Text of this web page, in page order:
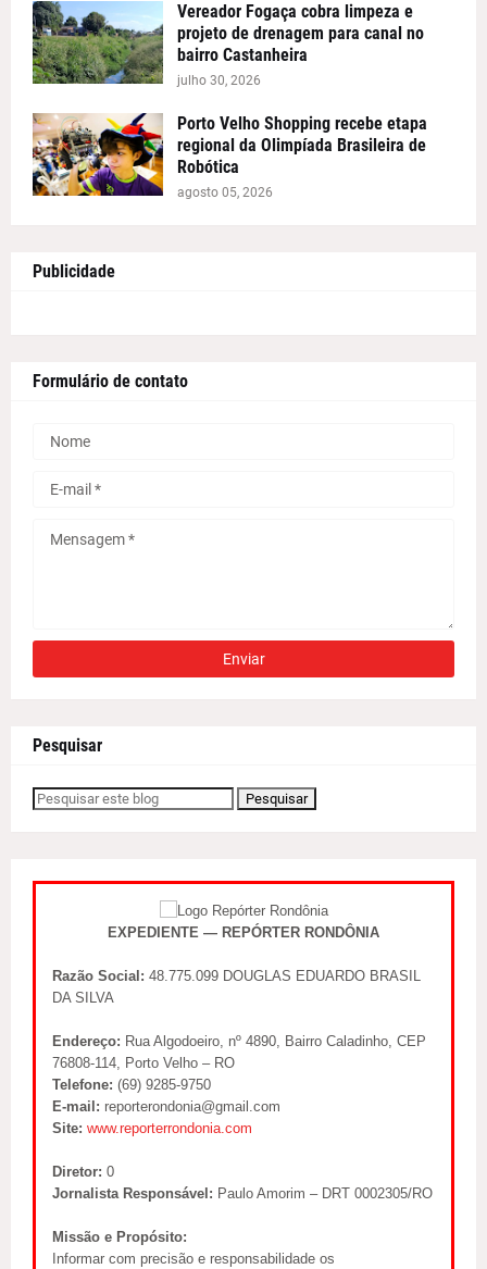
Vereador Fogaça cobra limpeza e
projeto de drenagem para canal no
bairro Castanheira
julho 30, 2026
Porto Velho Shopping recebe etapa
regional da Olimpíada Brasileira de
Robótica
agosto 05, 2026
Publicidade
Formulário de contato
Pesquisar
EXPEDIENTE — REPÓRTER RONDÔNIA
Razão Social: 48.775.099 DOUGLAS EDUARDO BRASIL
DA SILVA
Endereço: Rua Algodoeiro, nº 4890, Bairro Caladinho, CEP
76808-114, Porto Velho – RO
Telefone: (69) 9285-9750
E-mail: reporterondonia@gmail.com
Site: www.reporterrondonia.com
Diretor: 0
Jornalista Responsável: Paulo Amorim – DRT 0002305/RO
Missão e Propósito:
Informar com precisão e responsabilidade os